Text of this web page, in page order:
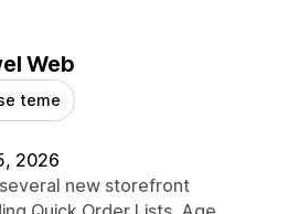
Web
teme
2026
new storefront